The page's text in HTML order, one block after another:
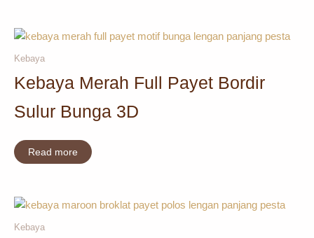
Kebaya
Kebaya Merah Full Payet Bordir
Sulur Bunga 3D
Read more
Kebaya